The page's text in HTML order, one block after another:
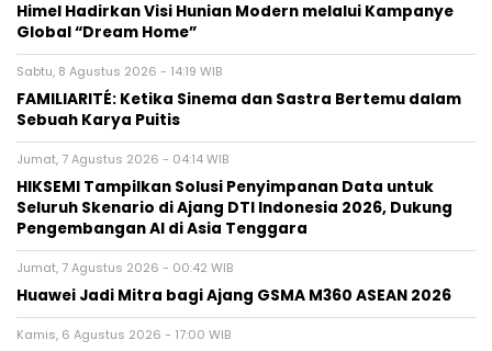
Himel Hadirkan Visi Hunian Modern melalui Kampanye
Global “Dream Home”
Sabtu, 8 Agustus 2026 - 14:19 WIB
FAMILIARITÉ: Ketika Sinema dan Sastra Bertemu dalam
Sebuah Karya Puitis
Jumat, 7 Agustus 2026 - 04:14 WIB
HIKSEMI Tampilkan Solusi Penyimpanan Data untuk
Seluruh Skenario di Ajang DTI Indonesia 2026, Dukung
Pengembangan AI di Asia Tenggara
Jumat, 7 Agustus 2026 - 00:42 WIB
Huawei Jadi Mitra bagi Ajang GSMA M360 ASEAN 2026
Kamis, 6 Agustus 2026 - 17:00 WIB